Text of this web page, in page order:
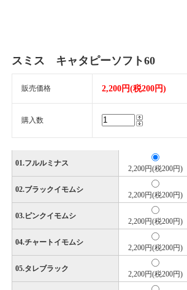
スミス キャタピーソフト60
販売価格 2,200円(税200円)
購入数
01.フルルミナス
2,200円(税200円)
02.ブラックイモムシ
2,200円(税200円)
03.ピンクイモムシ
2,200円(税200円)
04.チャートイモムシ
2,200円(税200円)
05.タレブラック
2,200円(税200円)